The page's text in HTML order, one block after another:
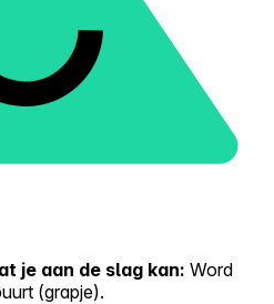
je aan de slag kan: Word
(grapje).